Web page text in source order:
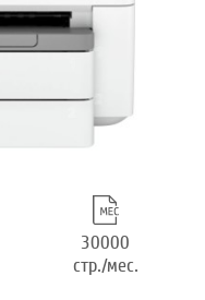
30000
стр./мес.